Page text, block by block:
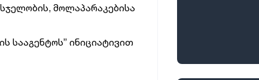
მოლაპარაკებისა
სააგენტოს” ინიციატივით